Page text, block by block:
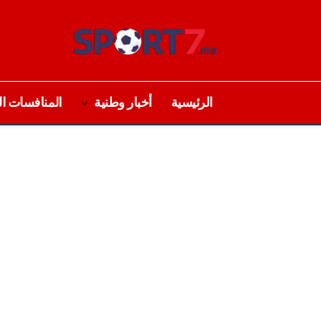
الرئيسية أخبار وطنية المنافسات